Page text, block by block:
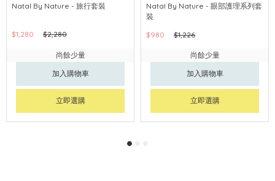
Natal By Nature - 旅行套裝
$1,280 $2,280
尚餘少量
加入購物車
立即選購
Natal By Nature - 眼部護理系列套
裝
$980
$1,226
尚餘少量
加入購物車
立即選購